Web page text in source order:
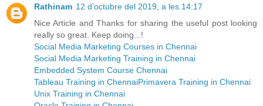
Rathinam 12 d’octubre del 2019, a les 14:17
Nice Article and Thanks for sharing the useful post looking
really so great. Keep doing...!
Social Media Marketing Courses in Chennai
Social Media Marketing Training in Chennai
Embedded System Course Chennai
Tableau Training in ChennaiPrimavera Training in Chennai
Unix Training in Chennai